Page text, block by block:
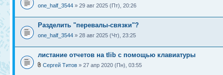
one_half_3544 » 29 авг 2025 (Пт), 20:26
Разделить "перевалы-связки"?
one_half_3544 » 28 авг 2025 (Чт), 23:25
листание отчетов на tlib с помощью клавиатуры
Сергей Титов » 27 апр 2020 (Пн), 03:55